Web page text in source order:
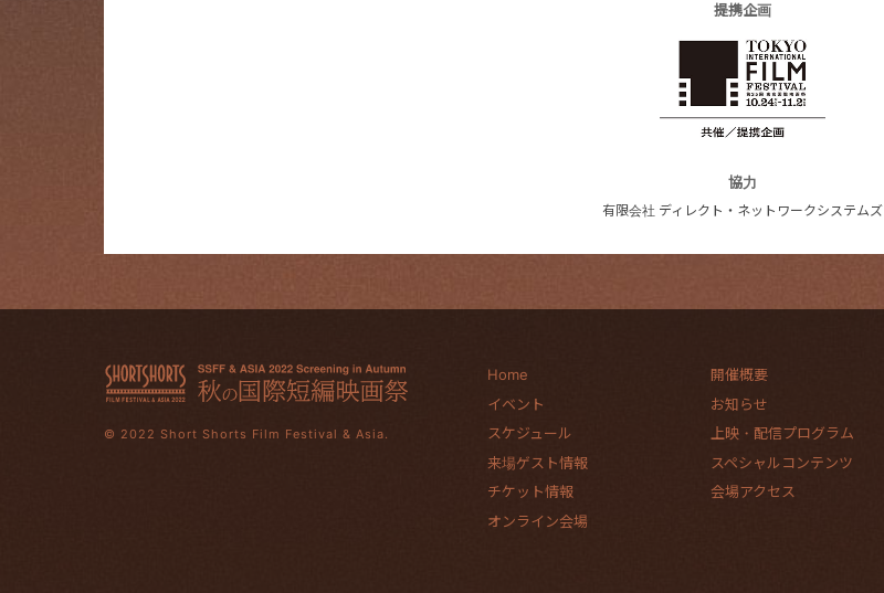
提携企画
協力
有限会社 ディレクト・ネットワークシステムズ
Home
開催概要
イベント
お知らせ
スケジュール
上映・配信プログラム
来場ゲスト情報
スペシャルコンテンツ
チケット情報
会場アクセス
オンライン会場
© 2022 Short Shorts Film Festival & Asia.